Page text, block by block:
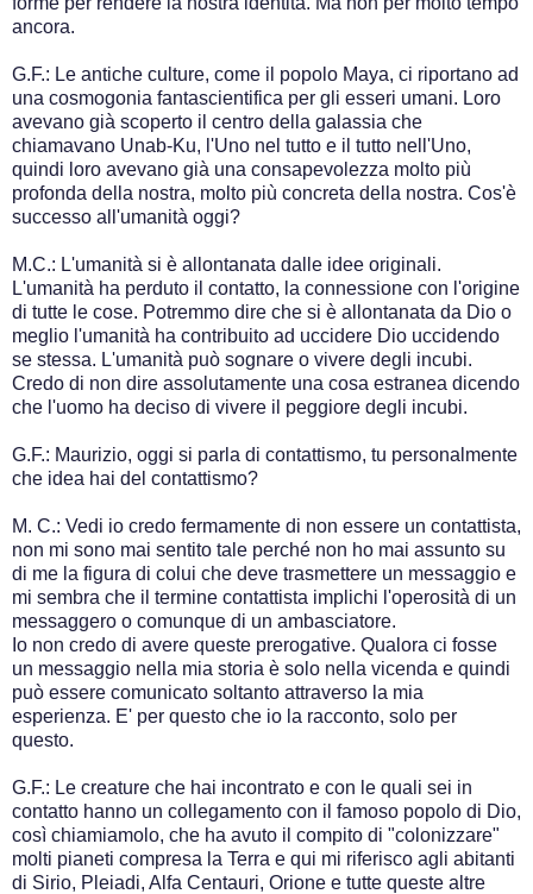
ancora.
G.F.: Le antiche culture, come il popolo Maya, ci riportano ad
una cosmogonia fantascientifica per gli esseri umani. Loro
avevano già scoperto il centro della galassia che
chiamavano Unab-Ku, l'Uno nel tutto e il tutto nell'Uno,
quindi loro avevano già una consapevolezza molto più
profonda della nostra, molto più concreta della nostra. Cos'è
successo all'umanità oggi?
M.C.: L'umanità si è allontanata dalle idee originali.
L'umanità ha perduto il contatto, la connessione con l'origine
di tutte le cose. Potremmo dire che si è allontanata da Dio o
meglio l'umanità ha contribuito ad uccidere Dio uccidendo
se stessa. L'umanità può sognare o vivere degli incubi.
Credo di non dire assolutamente una cosa estranea dicendo
che l'uomo ha deciso di vivere il peggiore degli incubi.
G.F.: Maurizio, oggi si parla di contattismo, tu personalmente
che idea hai del contattismo?
M. C.: Vedi io credo fermamente di non essere un contattista,
non mi sono mai sentito tale perché non ho mai assunto su
di me la figura di colui che deve trasmettere un messaggio e
mi sembra che il termine contattista implichi l'operosità di un
messaggero o comunque di un ambasciatore.
Io non credo di avere queste prerogative. Qualora ci fosse
un messaggio nella mia storia è solo nella vicenda e quindi
può essere comunicato soltanto attraverso la mia
esperienza. E' per questo che io la racconto, solo per
questo.
G.F.: Le creature che hai incontrato e con le quali sei in
contatto hanno un collegamento con il famoso popolo di Dio,
così chiamiamolo, che ha avuto il compito di "colonizzare"
molti pianeti compresa la Terra e qui mi riferisco agli abitanti
di Sirio, Pleiadi, Alfa Centauri, Orione e tutte queste altre